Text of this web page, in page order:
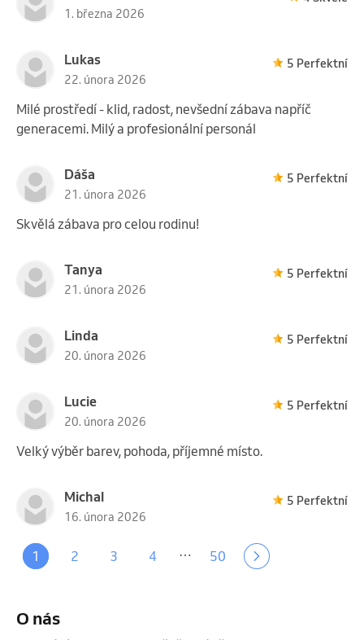
1. března 2026
Lukas
22. února 2026
5 Perfektní
Milé prostředí - klid, radost, nevšední zábava napříč
generacemi. Milý a profesionální personál
Dáša
21. února 2026
5 Perfektní
Skvělá zábava pro celou rodinu!
Tanya
21. února 2026
5 Perfektní
Linda
20. února 2026
5 Perfektní
Lucie
20. února 2026
5 Perfektní
Velký výběr barev, pohoda, příjemné místo.
Michal
16. února 2026
5 Perfektní
1 2 3 4 … 50
O nás